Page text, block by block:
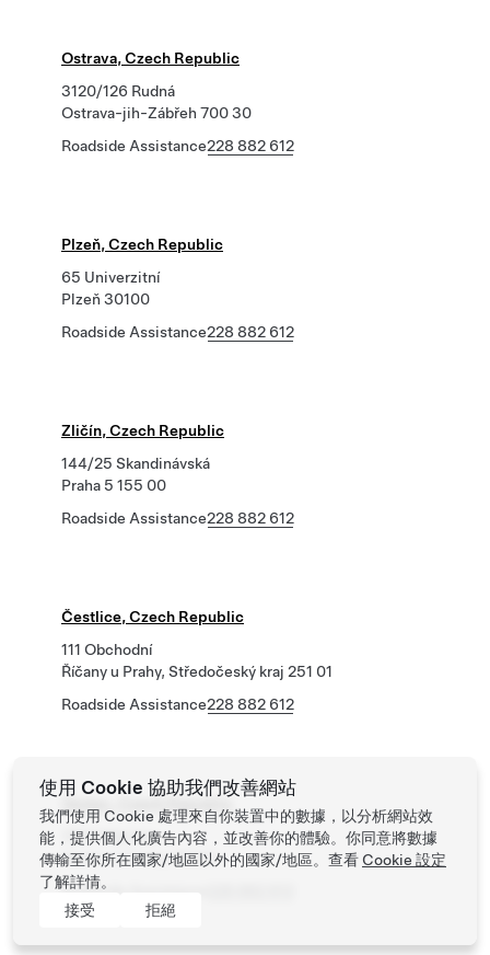
Ostrava, Czech Republic
3120/126 Rudná
Ostrava-jih-Zábřeh 700 30
Roadside Assistance228 882 612
Plzeň, Czech Republic
65 Univerzitní
Plzeň 30100
Roadside Assistance228 882 612
Zličín, Czech Republic
144/25 Skandinávská
Praha 5 155 00
Roadside Assistance228 882 612
Čestlice, Czech Republic
111 Obchodní
Říčany u Prahy, Středočeský kraj 251 01
Roadside Assistance228 882 612
Vestec, Czech Republic
360 Vídeňska
Vestec U Prahy 25242
Roadside Assistance
使用 Cookie 協助我們改善網站
我們使用 Cookie 處理來自你裝置中的數據，以分析網站效
能，提供個人化廣告內容，並改善你的體驗。你同意將數據
傳輸至你所在國家/地區以外的國家/地區。查看 Cookie 設定
了解詳情。
接受
拒絕